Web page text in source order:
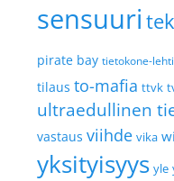
sensuuri
pirate bay tietokone-lehti
tilaus to-mafia ttvk
ultraedullinen
vastaus viihde vika
yksityisyys yle